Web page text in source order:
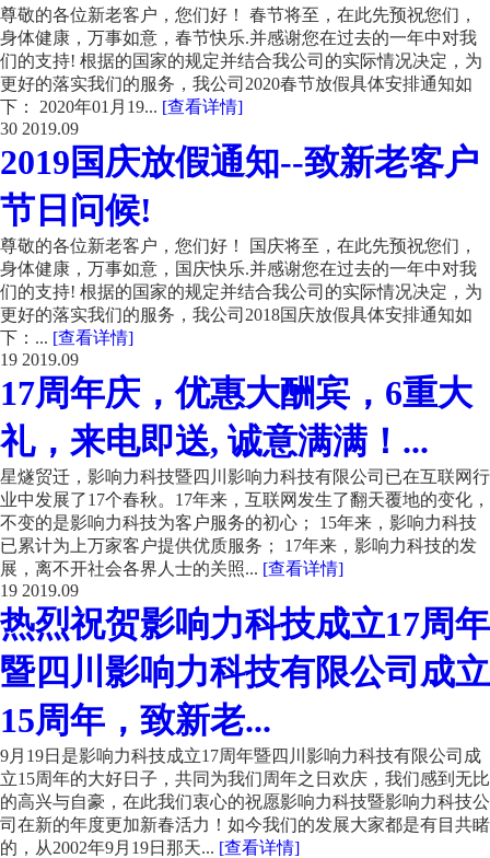
尊敬的各位新老客户，您们好！ 春节将至，在此先预祝您们，
身体健康，万事如意，春节快乐.并感谢您在过去的一年中对我
们的支持! 根据的国家的规定并结合我公司的实际情况决定，为
更好的落实我们的服务，我公司2020春节放假具体安排通知如
下： 2020年01月19... [查看详情]
30 2019.09
2019国庆放假通知--致新老客户
节日问候!
尊敬的各位新老客户，您们好！ 国庆将至，在此先预祝您们，
身体健康，万事如意，国庆快乐.并感谢您在过去的一年中对我
们的支持! 根据的国家的规定并结合我公司的实际情况决定，为
更好的落实我们的服务，我公司2018国庆放假具体安排通知如
下：... [查看详情]
19 2019.09
17周年庆，优惠大酬宾，6重大
礼，来电即送, 诚意满满！...
星燧贸迁，影响力科技暨四川影响力科技有限公司已在互联网行
业中发展了17个春秋。17年来，互联网发生了翻天覆地的变化，
不变的是影响力科技为客户服务的初心； 15年来，影响力科技
已累计为上万家客户提供优质服务； 17年来，影响力科技的发
展，离不开社会各界人士的关照... [查看详情]
19 2019.09
热烈祝贺影响力科技成立17周年
暨四川影响力科技有限公司成立
15周年，致新老...
9月19日是影响力科技成立17周年暨四川影响力科技有限公司成
立15周年的大好日子，共同为我们周年之日欢庆，我们感到无比
的高兴与自豪，在此我们衷心的祝愿影响力科技暨影响力科技公
司在新的年度更加新春活力！如今我们的发展大家都是有目共睹
的，从2002年9月19日那天... [查看详情]